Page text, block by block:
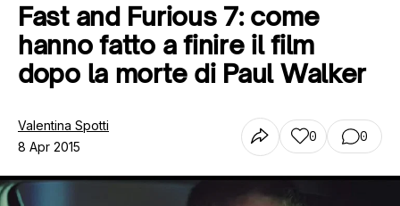
Tutti gli articoli
Chi siamo
Contatti
Fast and Furious 7: come
hanno fatto a finire il film
dopo la morte di Paul Walker
Valentina Spotti
8 Apr 2015
0 0